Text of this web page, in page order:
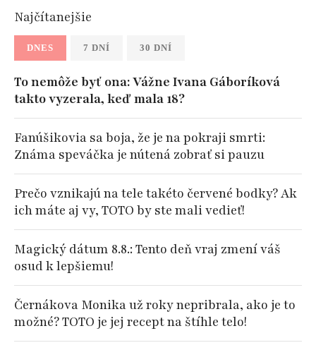
Najčítanejšie
DNES 7 DNÍ 30 DNÍ
To nemôže byť ona: Vážne Ivana Gáboríková
takto vyzerala, keď mala 18?
Fanúšikovia sa boja, že je na pokraji smrti:
Známa speváčka je nútená zobrať si pauzu
Prečo vznikajú na tele takéto červené bodky? Ak
ich máte aj vy, TOTO by ste mali vedieť!
Magický dátum 8.8.: Tento deň vraj zmení váš
osud k lepšiemu!
Černákova Monika už roky nepribrala, ako je to
možné? TOTO je jej recept na štíhle telo!